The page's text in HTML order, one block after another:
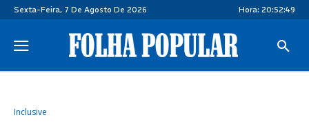
Sexta-Feira, 7 De Agosto De 2026 Hora: 20:52:49
Inclusive